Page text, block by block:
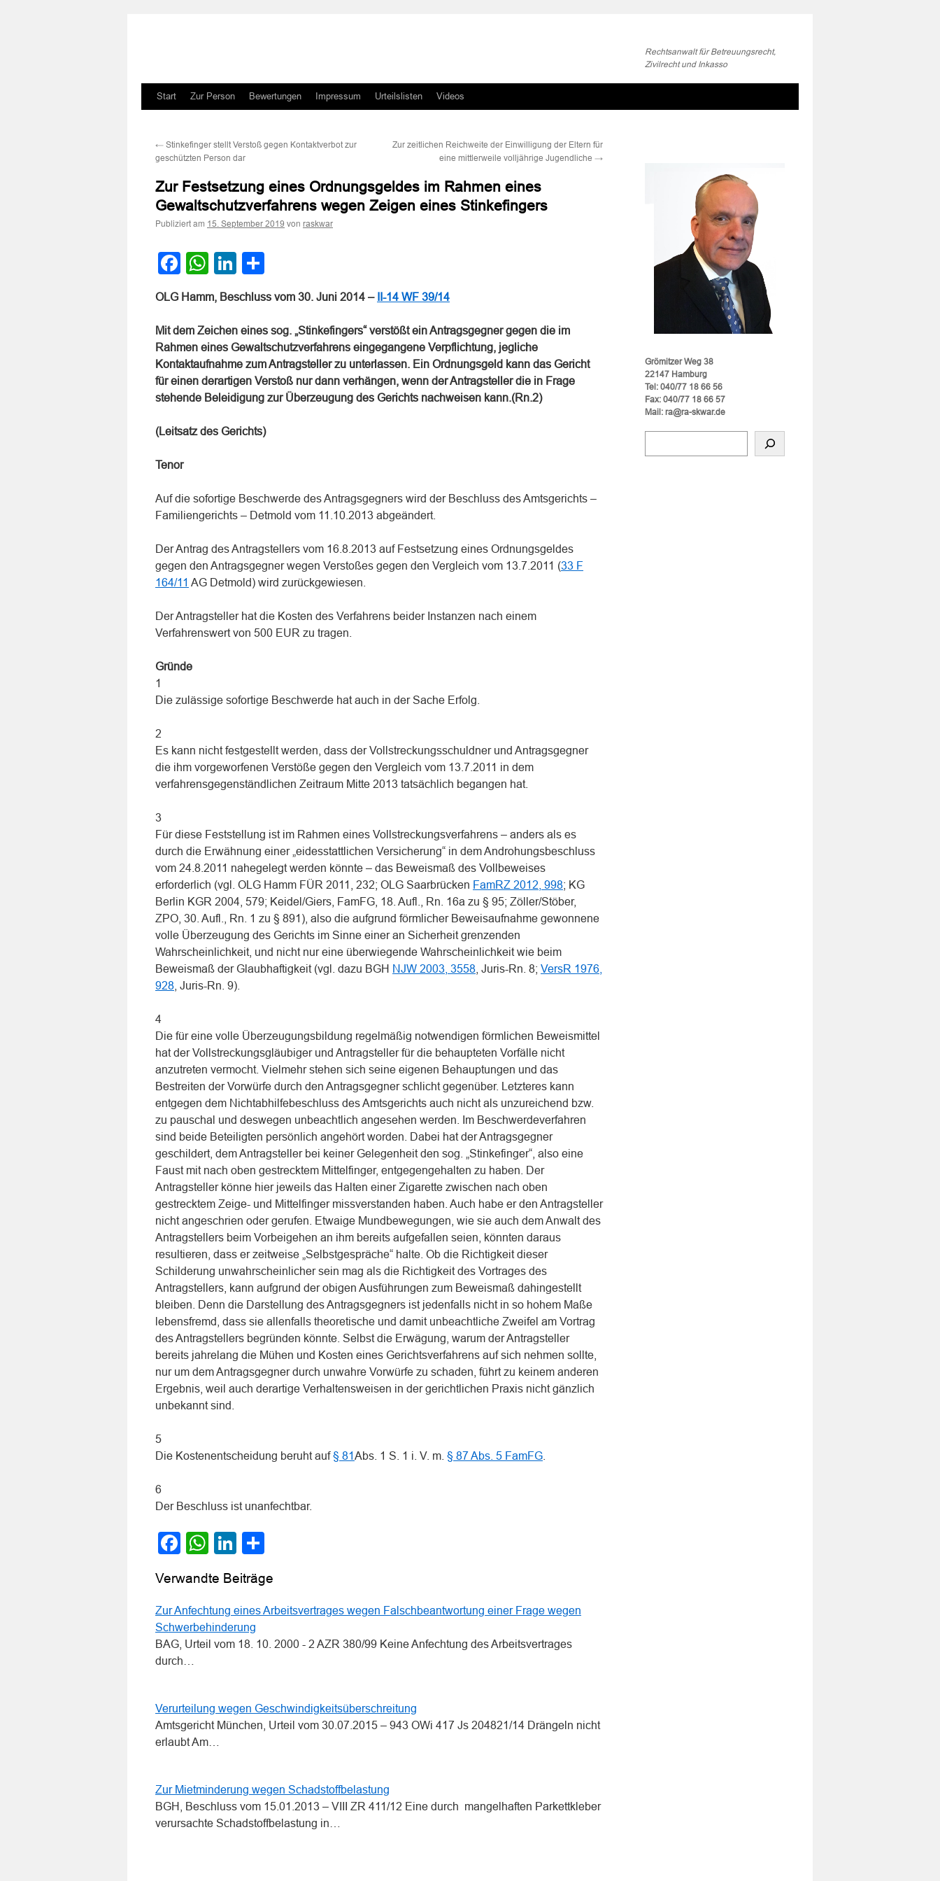
Rechtsanwalt für Betreuungsrecht,
Zivilrecht und Inkasso
Zum
springen
Start Zur Person Bewertungen Impressum Urteilslisten Videos
← Stinkefinger stellt Verstoß gegen Kontaktverbot zur
geschützten Person dar
Zur zeitlichen Reichweite der Einwilligung der Eltern für
eine mittlerweile volljährige Jugendliche →
Zur Festsetzung eines Ordnungsgeldes im Rahmen eines
Gewaltschutzverfahrens wegen Zeigen eines Stinkefingers
Publiziert am 15. September 2019 von raskwar
Facebook
WhatsApp
LinkedIn
OLG Hamm, Beschluss vom 30. Juni 2014 – II-14 WF 39/14
Mit dem Zeichen eines sog. „Stinkefingers“ verstößt ein Antragsgegner gegen die im
Rahmen eines Gewaltschutzverfahrens eingegangene Verpflichtung, jegliche
Kontaktaufnahme zum Antragsteller zu unterlassen. Ein Ordnungsgeld kann das Gericht
für einen derartigen Verstoß nur dann verhängen, wenn der Antragsteller die in Frage
stehende Beleidigung zur Überzeugung des Gerichts nachweisen kann.(Rn.2)
(Leitsatz des Gerichts)
Tenor
Auf die sofortige Beschwerde des Antragsgegners wird der Beschluss des Amtsgerichts –
Familiengerichts – Detmold vom 11.10.2013 abgeändert.
Der Antrag des Antragstellers vom 16.8.2013 auf Festsetzung eines Ordnungsgeldes
gegen den Antragsgegner wegen Verstoßes gegen den Vergleich vom 13.7.2011 (33 F
164/11 AG Detmold) wird zurückgewiesen.
Der Antragsteller hat die Kosten des Verfahrens beider Instanzen nach einem
Verfahrenswert von 500 EUR zu tragen.
Gründe
1
Die zulässige sofortige Beschwerde hat auch in der Sache Erfolg.
2
Es kann nicht festgestellt werden, dass der Vollstreckungsschuldner und Antragsgegner
die ihm vorgeworfenen Verstöße gegen den Vergleich vom 13.7.2011 in dem
verfahrensgegenständlichen Zeitraum Mitte 2013 tatsächlich begangen hat.
3
Für diese Feststellung ist im Rahmen eines Vollstreckungsverfahrens – anders als es
durch die Erwähnung einer „eidesstattlichen Versicherung“ in dem Androhungsbeschluss
vom 24.8.2011 nahegelegt werden könnte – das Beweismaß des Vollbeweises
erforderlich (vgl. OLG Hamm FÜR 2011, 232; OLG Saarbrücken FamRZ 2012, 998; KG
Berlin KGR 2004, 579; Keidel/Giers, FamFG, 18. Aufl., Rn. 16a zu § 95; Zöller/Stöber,
ZPO, 30. Aufl., Rn. 1 zu § 891), also die aufgrund förmlicher Beweisaufnahme gewonnene
volle Überzeugung des Gerichts im Sinne einer an Sicherheit grenzenden
Wahrscheinlichkeit, und nicht nur eine überwiegende Wahrscheinlichkeit wie beim
Beweismaß der Glaubhaftigkeit (vgl. dazu BGH NJW 2003, 3558 , Juris-Rn. 8; VersR 1976,
928 , Juris-Rn. 9).
4
Die für eine volle Überzeugungsbildung regelmäßig notwendigen förmlichen Beweismittel
hat der Vollstreckungsgläubiger und Antragsteller für die behaupteten Vorfälle nicht
anzutreten vermocht. Vielmehr stehen sich seine eigenen Behauptungen und das
Bestreiten der Vorwürfe durch den Antragsgegner schlicht gegenüber. Letzteres kann
entgegen dem Nichtabhilfebeschluss des Amtsgerichts auch nicht als unzureichend bzw.
zu pauschal und deswegen unbeachtlich angesehen werden. Im Beschwerdeverfahren
sind beide Beteiligten persönlich angehört worden. Dabei hat der Antragsgegner
geschildert, dem Antragsteller bei keiner Gelegenheit den sog. „Stinkefinger“, also eine
Faust mit nach oben gestrecktem Mittelfinger, entgegengehalten zu haben. Der
Antragsteller könne hier jeweils das Halten einer Zigarette zwischen nach oben
gestrecktem Zeige- und Mittelfinger missverstanden haben. Auch habe er den Antragsteller
nicht angeschrien oder gerufen. Etwaige Mundbewegungen, wie sie auch dem Anwalt des
Antragstellers beim Vorbeigehen an ihm bereits aufgefallen seien, könnten daraus
resultieren, dass er zeitweise „Selbstgespräche“ halte. Ob die Richtigkeit dieser
Schilderung unwahrscheinlicher sein mag als die Richtigkeit des Vortrages des
Antragstellers, kann aufgrund der obigen Ausführungen zum Beweismaß dahingestellt
bleiben. Denn die Darstellung des Antragsgegners ist jedenfalls nicht in so hohem Maße
lebensfremd, dass sie allenfalls theoretische und damit unbeachtliche Zweifel am Vortrag
des Antragstellers begründen könnte. Selbst die Erwägung, warum der Antragsteller
bereits jahrelang die Mühen und Kosten eines Gerichtsverfahrens auf sich nehmen sollte,
nur um dem Antragsgegner durch unwahre Vorwürfe zu schaden, führt zu keinem anderen
Ergebnis, weil auch derartige Verhaltensweisen in der gerichtlichen Praxis nicht gänzlich
unbekannt sind.
5
Die Kostenentscheidung beruht auf§ 81 Abs. 1 S. 1 i. V. m. § 87 Abs. 5 FamFG
6
Der Beschluss ist unanfechtbar.
Facebook
WhatsApp
LinkedIn
Verwandte Beiträge
Zur Anfechtung eines Arbeitsvertrages wegen Falschbeantwortung einer Frage wegen
Schwerbehinderung
BAG, Urteil vom 18. 10. 2000 - 2 AZR 380/99 Keine Anfechtung des Arbeitsvertrages
durch…
Verurteilung wegen Geschwindigkeitsüberschreitung
Amtsgericht München, Urteil vom 30.07.2015 – 943 OWi 417 Js 204821/14 Drängeln nicht
erlaubt Am…
Zur Mietminderung wegen Schadstoffbelastung
BGH, Beschluss vom 15.01.2013 – VIII ZR 411/12 Eine durch mangelhaften Parkettkleber
verursachte Schadstoffbelastung in…
Grömitzer Weg 38
22147 Hamburg
Tel: 040/77 18 66 56
Fax: 040/77 18 66 57
Mail: ra@ra-skwar.de